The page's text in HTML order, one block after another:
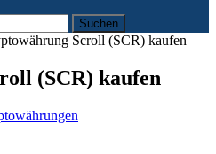
Scroll (SCR) kaufen
(SCR) kaufen